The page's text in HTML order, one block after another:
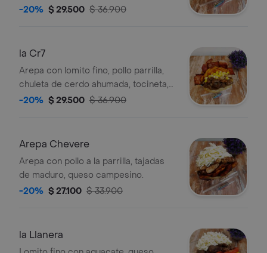
tierno, chorizo, queso campesino.
-20% $ 29.500 $ 36.900
la Cr7
Arepa con lomito fino, pollo parrilla,
chuleta de cerdo ahumada, tocineta,
tajadas de maduro y maiz.
-20% $ 29.500 $ 36.900
Arepa Chevere
Arepa con pollo a la parrilla, tajadas
de maduro, queso campesino.
-20% $ 27.100 $ 33.900
la Llanera